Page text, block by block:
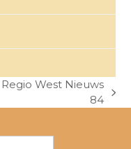
Regio West Nieuws
84